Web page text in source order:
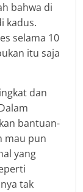
bahwa di
kadus.
selama 10
itu saja
dan
bantuan-
mau pun
yang
tak